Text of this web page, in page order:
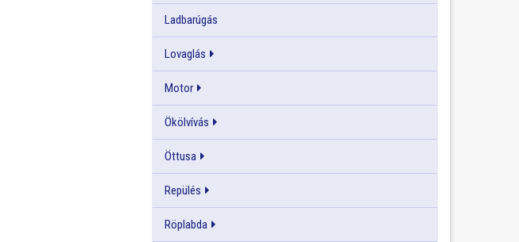
Ladbarúgás
Lovaglás
Motor
Ökölvívás
Öttusa
Repülés
Röplabda